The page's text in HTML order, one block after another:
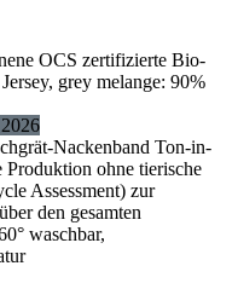
OCS zertifizierte Bio-
grey melange: 90%
Nackenband Ton-in-
ohne tierische
Assessment) zur
den gesamten
waschbar,